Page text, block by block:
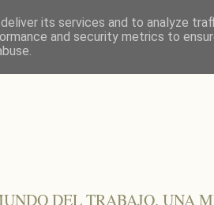
DEL TRABAJO. UNA
its services and to analyze
and security metrics to